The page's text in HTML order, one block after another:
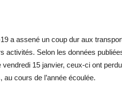
a assené un coup dur aux
activités. Selon les données
vendredi 15 janvier, ceux-ci ont
cours de l’année écoulée.